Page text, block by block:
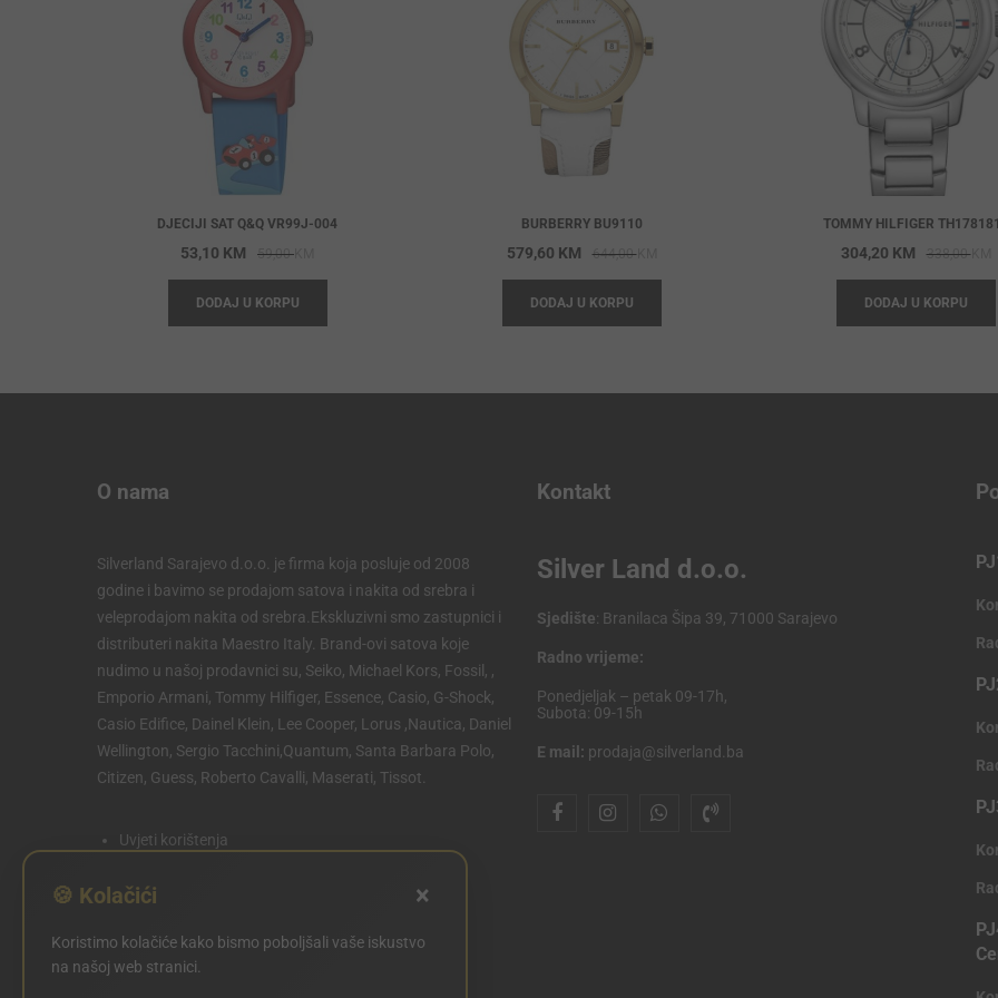
DJECIJI SAT Q&Q VR99J-004
59,00
price
59,00 KM.
53,10 KM
price
53,10 KM.
DODAJ U KORPU
BURBERRY BU9110
644,00KM
price
644,00 KM.
579,60 KM
price
579,60 KM.
DODAJ U KORPU
TOMMY HILFIGER
338,00KM
304,20 KM
DODAJ U KORPU
O nama
Silverland Sarajevo d.o.o. je firma koja posluje od 2008
godine i bavimo se prodajom satova i nakita od srebra i
veleprodajom nakita od srebra.Ekskluzivni smo zastupnici i
distributeri nakita Maestro Italy. Brand-ovi satova koje
nudimo u našoj prodavnici su, Seiko, Michael Kors, Fossil, ,
Emporio Armani, Tommy Hilfiger, Essence, Casio, G-Shock,
Casio Edifice, Dainel Klein, Lee Cooper, Lorus ,Nautica, Daniel
Wellington, Sergio Tacchini,Quantum, Santa Barbara Polo,
Citizen, Guess, Roberto Cavalli, Maserati, Tissot.
Uvjeti korištenja
Politika kolačića
POSTAVKE KOLAČIĆA
Kontakt
Silver Land d.o.o.
Sjedište: Branilaca Šipa 39, 71000 Sarajevo
Radno vrijeme:
Ponedjeljak – petak 09-17h,
Subota: 09-15h
E mail: prodaja@silverland.ba
🍪 Kolačići ×
Koristimo kolačiće kako bismo poboljšali vaše iskustvo
na našoj web stranici.